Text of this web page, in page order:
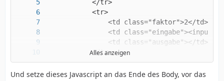
Alles anzeigen
Und setze dieses Javascript an das Ende des Body, vor das